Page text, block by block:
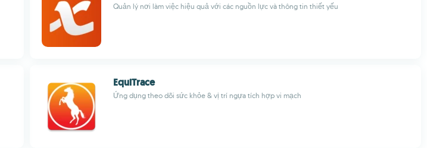
Quản lý nơi làm việc hiệu quả với các nguồn lực và thông tin thiết yếu
EquiTrace
Ứng dụng theo dõi sức khỏe & vị trí ngựa tích hợp vi mạch